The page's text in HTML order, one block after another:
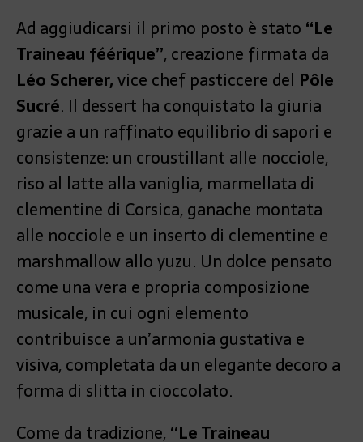
Ad aggiudicarsi il primo posto è stato “Le
Traineau féérique”, creazione firmata da
Léo Scherer,vice chef pasticcere del Pôle
Sucré. Il dessert ha conquistato la giuria
grazie a un raffinato equilibrio di sapori e
consistenze: un croustillant alle nocciole,
riso al latte alla vaniglia, marmellata di
clementine di Corsica, ganache montata
alle nocciole e un inserto di clementine e
marshmallow allo yuzu. Un dolce pensato
come una vera e propria composizione
musicale, in cui ogni elemento
contribuisce a un’armonia gustativa e
visiva, completata da un elegante decoro a
forma di slitta in cioccolato.
Come da tradizione, “Le Traineau